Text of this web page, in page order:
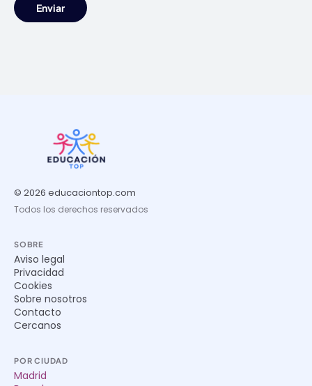
Enviar
© 2026 educaciontop.com
Todos los derechos reservados
SOBRE
Aviso legal
Privacidad
Cookies
Sobre nosotros
Contacto
Cercanos
POR CIUDAD
Madrid